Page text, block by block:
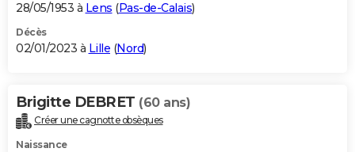
28/05/1953 à Lens (Pas-de-Calais)
Décès
02/01/2023 à Lille (Nord)
Brigitte DEBRET (60 ans)
Créer une cagnotte obsèques
Naissance